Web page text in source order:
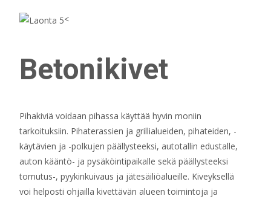
<
Betonikivet
Pihakiviä voidaan pihassa käyttää hyvin moniin
tarkoituksiin. Pihaterassien ja grillialueiden, pihateiden, -
käytävien ja -polkujen päällysteeksi, autotallin edustalle,
auton kääntö- ja pysäköintipaikalle sekä päällysteeksi
tomutus-, pyykinkuivaus ja jätesäiliöalueille. Kiveyksellä
voi helposti ohjailla kivettävän alueen toimintoja ja